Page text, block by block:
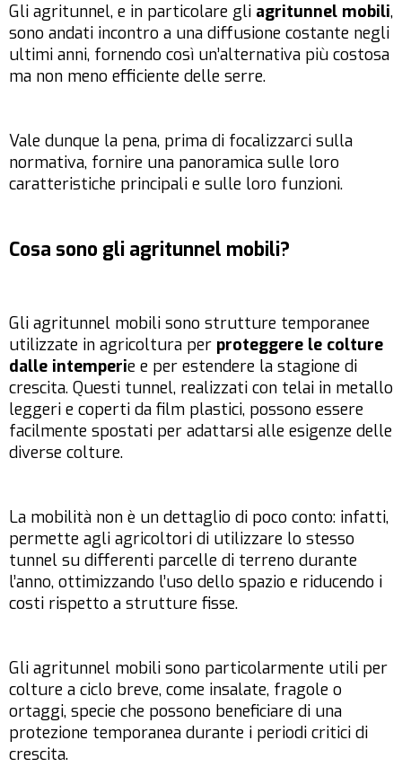
Gli agritunnel, e in particolare gli agritunnel mobili,
sono andati incontro a una diffusione costante negli
ultimi anni, fornendo così un’alternativa più costosa
ma non meno efficiente delle serre.
Vale dunque la pena, prima di focalizzarci sulla
normativa, fornire una panoramica sulle loro
caratteristiche principali e sulle loro funzioni.
Cosa sono gli agritunnel mobili?
Gli agritunnel mobili sono strutture temporanee
utilizzate in agricoltura per proteggere le colture
dalle intemperie e per estendere la stagione di
crescita. Questi tunnel, realizzati con telai in metallo
leggeri e coperti da film plastici, possono essere
facilmente spostati per adattarsi alle esigenze delle
diverse colture.
La mobilità non è un dettaglio di poco conto: infatti,
permette agli agricoltori di utilizzare lo stesso
tunnel su differenti parcelle di terreno durante
l’anno, ottimizzando l’uso dello spazio e riducendo i
costi rispetto a strutture fisse.
Gli agritunnel mobili sono particolarmente utili per
colture a ciclo breve, come insalate, fragole o
ortaggi, specie che possono beneficiare di una
protezione temporanea durante i periodi critici di
crescita.